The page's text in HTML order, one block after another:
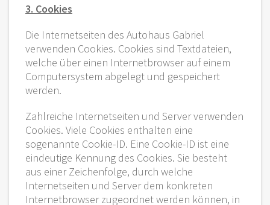
3. Cookies
Die Internetseiten des Autohaus Gabriel
verwenden Cookies. Cookies sind Textdateien,
welche über einen Internetbrowser auf einem
Computersystem abgelegt und gespeichert
werden.
Zahlreiche Internetseiten und Server verwenden
Cookies. Viele Cookies enthalten eine
sogenannte Cookie-ID. Eine Cookie-ID ist eine
eindeutige Kennung des Cookies. Sie besteht
aus einer Zeichenfolge, durch welche
Internetseiten und Server dem konkreten
Internetbrowser zugeordnet werden können, in